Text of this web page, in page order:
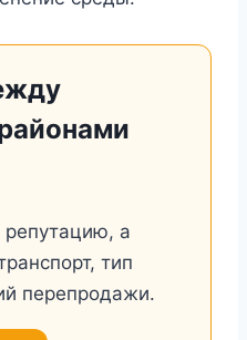
а
тип
перепродажи.